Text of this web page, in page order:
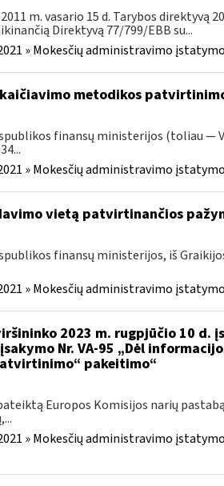
m. vasario 15 d. Tarybos direktyvą
Direktyvą 77/799/EBB su...
» Mokesčių administravimo
metodikos
finansų ministerijos (toliau ―
» Mokesčių administravimo
vietą patvirtinančios
finansų ministerijos, iš
» Mokesčių administravimo
2023 m. rugpjūčio 10 d.
Nr. VA-95 „Dėl
pakeitimo“
Europos Komisijos narių pastabą
» Mokesčių administravimo